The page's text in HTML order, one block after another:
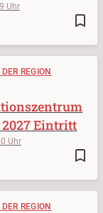
bookmark_border
REGION
bookmark_border
Eintritt
REGION